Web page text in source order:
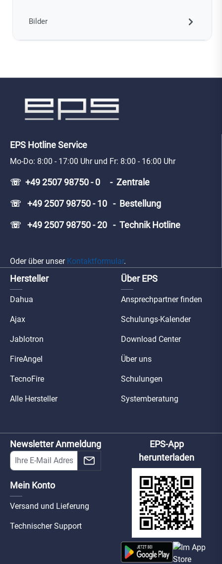
Bilder
EPS Hotline Service
Mo-Do: 8:00 - 17:00 Uhr und Fr: 8:00 - 16:00 Uhr
☏ +49 2507 98750 - 0 - Zentrale
☏ +49 2507 98750 - 10 - Bestellung
☏ +49 2507 98750 - 20 - Technik Hotline
Oder über unser Kontaktformular.
Hersteller
Dahua
Ajax
Jablotron
FireAngel
TecnoFire
Alle Hersteller
Über EPS
Ansprechpartner finden
Schulungs-Kalender
Download Center
Über uns
Schulungen
Systemberatung
Newsletter Anmeldung
Mein Konto
Versand und Lieferung
Technischer Support
EPS-App
herunterladen